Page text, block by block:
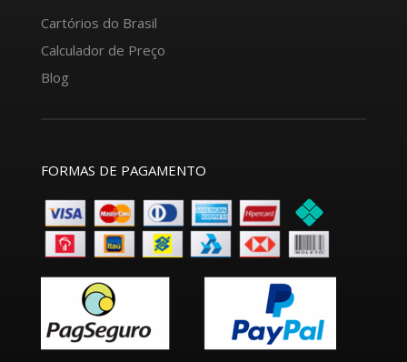
Cartórios do Brasil
Calculador de Preço
Blog
FORMAS DE PAGAMENTO